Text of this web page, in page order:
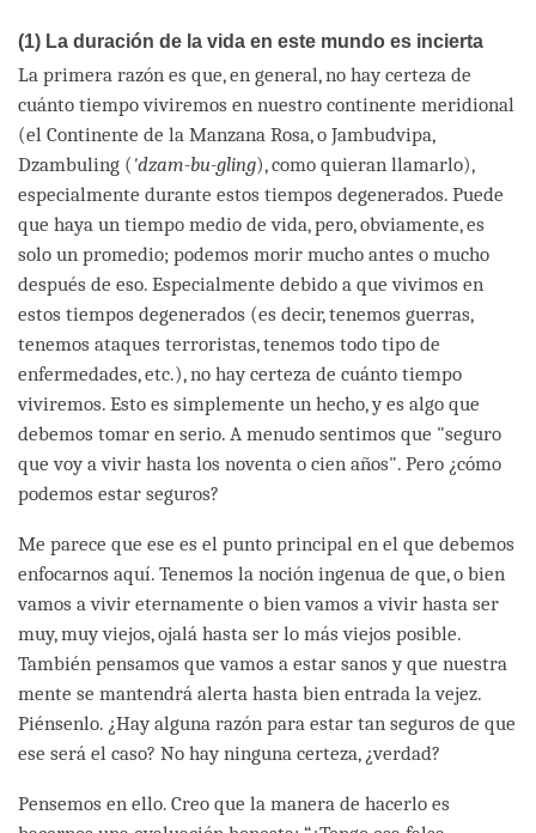
(1) La duración de la vida en este mundo es incierta
La primera razón es que, en general, no hay certeza de
cuánto tiempo viviremos en nuestro continente meridional
(el Continente de la Manzana Rosa, o Jambudvipa,
Dzambuling ( 'dzam-bu-gling), como quieran llamarlo),
especialmente durante estos tiempos degenerados. Puede
que haya un tiempo medio de vida, pero, obviamente, es
solo un promedio; podemos morir mucho antes o mucho
después de eso. Especialmente debido a que vivimos en
estos tiempos degenerados (es decir, tenemos guerras,
tenemos ataques terroristas, tenemos todo tipo de
enfermedades, etc.), no hay certeza de cuánto tiempo
viviremos. Esto es simplemente un hecho, y es algo que
debemos tomar en serio. A menudo sentimos que "seguro
que voy a vivir hasta los noventa o cien años". Pero ¿cómo
podemos estar seguros?
Me parece que ese es el punto principal en el que debemos
enfocarnos aquí. Tenemos la noción ingenua de que, o bien
vamos a vivir eternamente o bien vamos a vivir hasta ser
muy, muy viejos, ojalá hasta ser lo más viejos posible.
También pensamos que vamos a estar sanos y que nuestra
mente se mantendrá alerta hasta bien entrada la vejez.
Piénsenlo. ¿Hay alguna razón para estar tan seguros de que
ese será el caso? No hay ninguna certeza, ¿verdad?
Pensemos en ello. Creo que la manera de hacerlo es